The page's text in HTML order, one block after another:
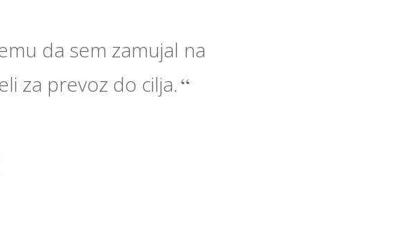
da sem zamujal na
za prevoz do cilja.